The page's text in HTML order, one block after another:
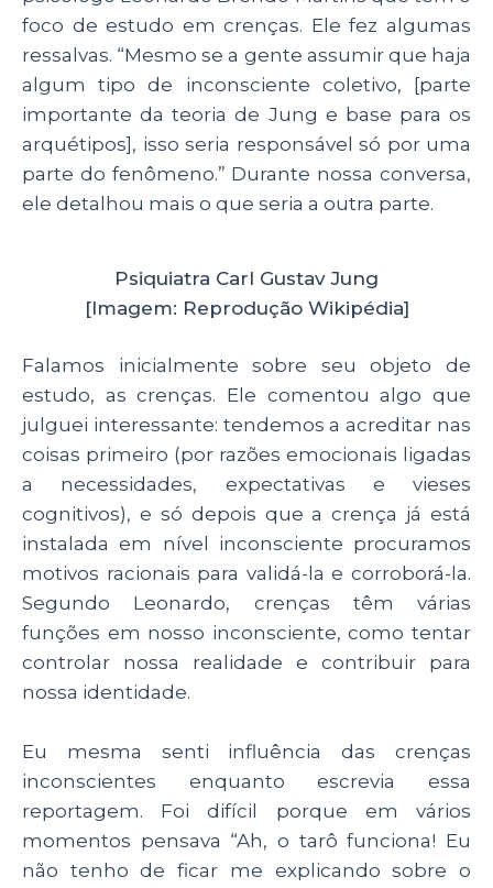
foco de estudo em crenças. Ele fez algumas
ressalvas. “Mesmo se a gente assumir que haja
algum tipo de inconsciente coletivo, [parte
importante da teoria de Jung e base para os
arquétipos], isso seria responsável só por uma
parte do fenômeno.” Durante nossa conversa,
ele detalhou mais o que seria a outra parte.
Psiquiatra Carl Gustav Jung
[Imagem: Reprodução Wikipédia]
Falamos inicialmente sobre seu objeto de
estudo, as crenças. Ele comentou algo que
julguei interessante: tendemos a acreditar nas
coisas primeiro (por razões emocionais ligadas
a necessidades, expectativas e vieses
cognitivos), e só depois que a crença já está
instalada em nível inconsciente procuramos
motivos racionais para validá-la e corroborá-la.
Segundo Leonardo, crenças têm várias
funções em nosso inconsciente, como tentar
controlar nossa realidade e contribuir para
nossa identidade.
Eu mesma senti influência das crenças
inconscientes enquanto escrevia essa
reportagem. Foi difícil porque em vários
momentos pensava “Ah, o tarô funciona! Eu
não tenho de ficar me explicando sobre o